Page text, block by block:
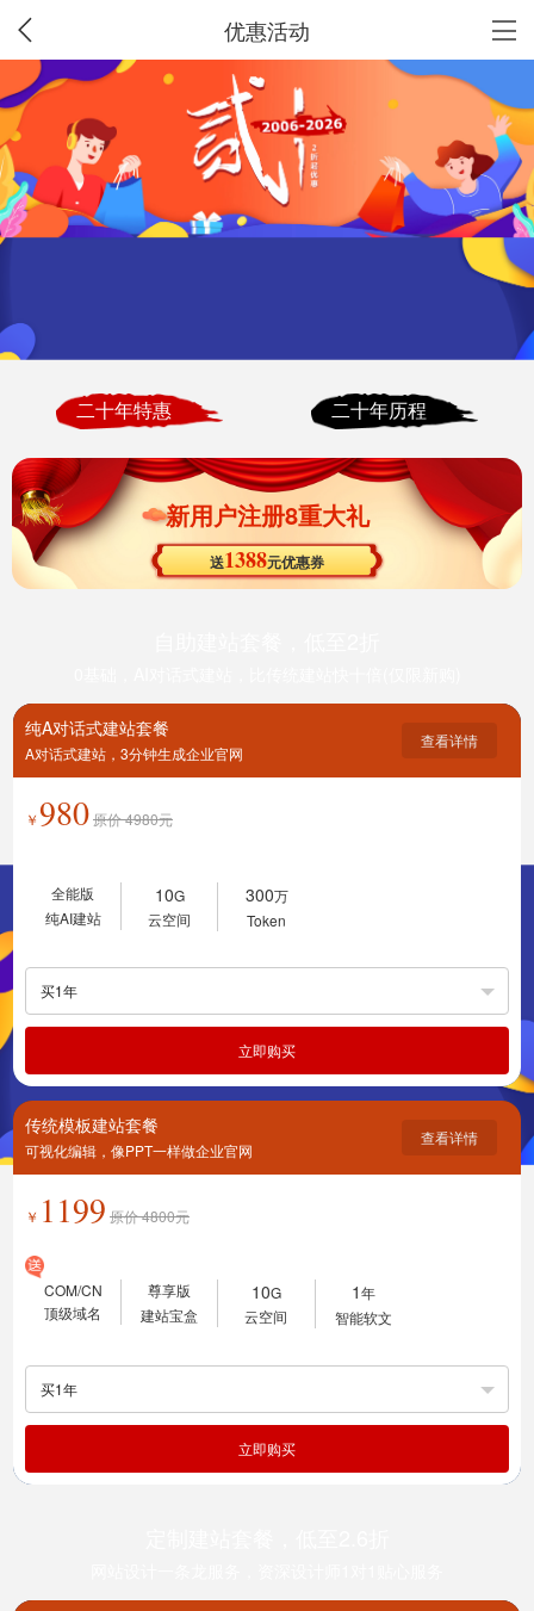
优惠活动
二十年特惠 二十年历程
新用户注册8重大礼
送1388元优惠券
纯A对话式建站套餐
A对话式建站，3分钟生成企业官网
查看详情
￥980原价4980元
全能版
纯AI建站
10G
云空间
300万
Token
买1年
立即购买
传统模板建站套餐
可视化编辑，像PPT一样做企业官网
查看详情
￥ 1199 原价4800元
COM/CN
顶级域名
尊享版
建站宝盒
10G
云空间
1年
智能软文
买1年
立即购买